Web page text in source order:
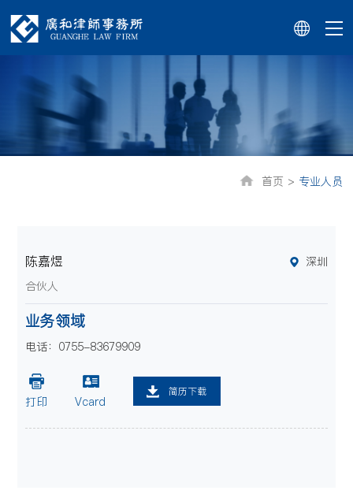
首页 > 专业人员
陈嘉煜
深圳
合伙人
业务领域
打印 Vcard
简历下载
电话：0755-83679909